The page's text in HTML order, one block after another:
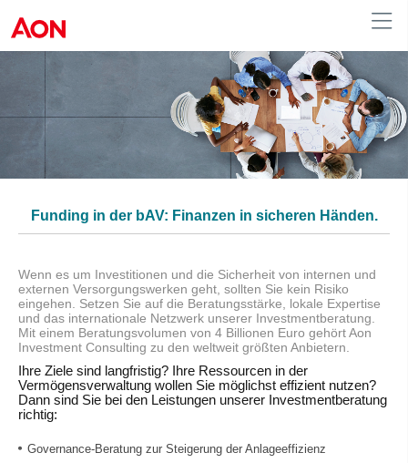
Germany
Funding in der bAV: Finanzen in sicheren Händen.
Wenn es um Investitionen und die Sicherheit von internen und
externen Versorgungswerken geht, sollten Sie kein Risiko
eingehen. Setzen Sie auf die Beratungsstärke, lokale Expertise
und das internationale Netzwerk unserer Investmentberatung.
Mit einem Beratungsvolumen von 4 Billionen Euro gehört Aon
Investment Consulting zu den weltweit größten Anbietern.
Ihre Ziele sind langfristig? Ihre Ressourcen in der
Vermögensverwaltung wollen Sie möglichst effizient nutzen?
Dann sind Sie bei den Leistungen unserer Investmentberatung
richtig:
Governance-Beratung zur Steigerung der Anlageeffizienz